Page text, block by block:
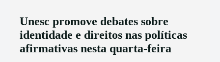
Unesc promove debates sobre
identidade e direitos nas políticas
afirmativas nesta quarta-feira